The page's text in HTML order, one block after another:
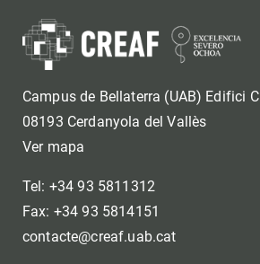
Campus de Bellaterra (UAB) Edifici C
08193 Cerdanyola del Vallès
Ver mapa
Tel: +34 93 5811312
Fax: +34 93 5814151
contacte@creaf.uab.cat